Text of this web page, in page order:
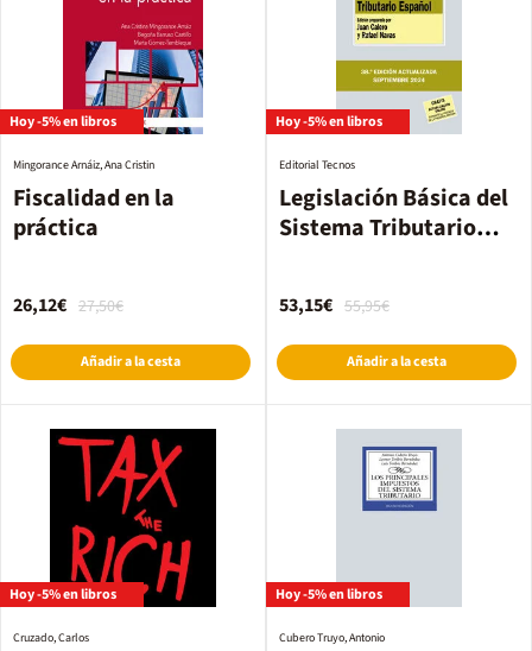
Hoy -5% en libros
Fiscalidad en la
práctica
Mingorance Arnáiz, Ana Cristin
27,50€
26,12€
Añadir a la cesta
Hoy -5% en libros
Legislación Básica del
Sistema Tributario
Editorial Tecnos
55,95€
53,15€
Añadir a la cesta
Hoy -5% en libros
Cruzado, Carlos
Hoy -5% en libros
Cubero Truyo, Antonio